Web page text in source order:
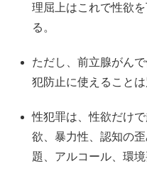
理屈上はこれで性欲
る。
ただし、前立腺がん
犯防止に使えることは
性犯罪は、性欲だけ
欲、暴力性、認知の
題、アルコール、環